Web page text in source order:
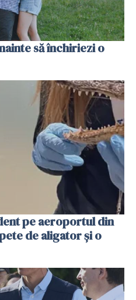
să închiriezi o
pe aeroportul din
de aligator și o